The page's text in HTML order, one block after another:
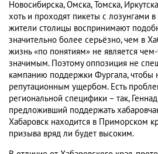
Новосибирска, Омска, Томска,
хоть и проходят пикеты с лозунгами
жители столицы воспринимают
значительно более серьёзно, чем в
жизнь «по понятиям» не является
значимым. Поэтому оппозиция не
кампанию поддержки Фургала, чтобы
репутационным ущербом. Есть
региональной специфики – так,
предложивший поддержать
Хабаровск находится в Приморском
призыва вряд ли будет высоким.